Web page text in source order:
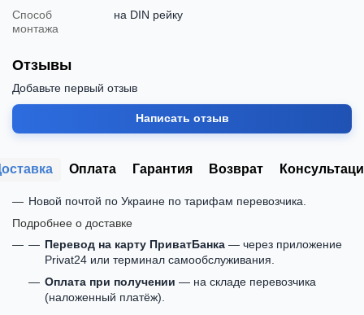
Способ
монтажа
на DIN рейку
Отзывы
Добавьте первый отзыв
Написать отзыв
Оплата Гарантия Возврат
Новой почтой по Украине по тарифам перевозчика.
Подробнее о доставке
Перевод на карту ПриватБанка — через приложение
Privat24 или терминал самообслуживания.
Оплата при получении — на складе перевозчика
(наложенный платёж).